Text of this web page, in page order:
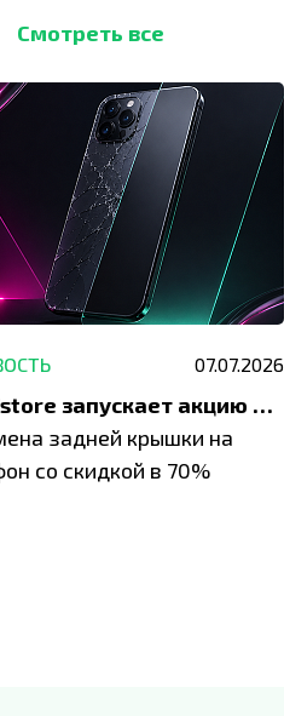
Смотреть все
07.07.2026
IVEstore запускает акцию на замену заднего стекла
задней крышки на
со скидкой в 70%